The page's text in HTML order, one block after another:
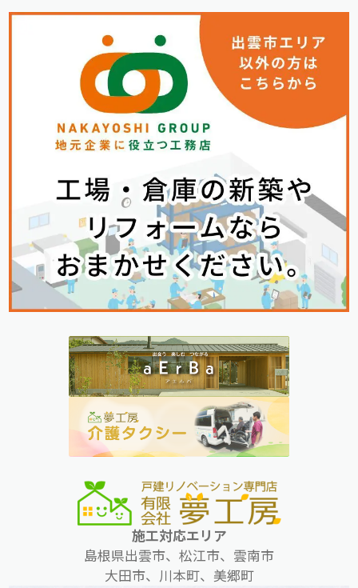
施工対応エリア
島根県出雲市、松江市、雲南市
大田市、川本町、美郷町